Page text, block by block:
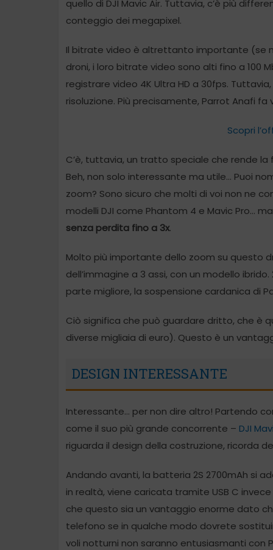
quello di DJI Mavic Air. Tuttavia, c’è più
conteggio dei megapixel.
Il bitrate video è altrettanto importante (se
droni, i loro bitrate video sono alti fino a 100
registrare video 4K Ultra HD a 30fps.
risoluzione. Più precisamente, Parrot Anafi fa
Scopri
C’è, tuttavia, un tratto speciale che rende
Beh, non solo interessante ma utile… Puoi
zoom? Sono sicuro che molti di voi non ne
modelli DJI come Phantom 4 e Mavic Pro…
senza perdita fino a 3x.
Molto più importante dello zoom su questo
dell’immagine a 3 assi, con un modello
parte migliore, la sospensione cardanica di
Ciò significa che può guardare dritto, che è
diverse migliaia di euro). Questo è un
DESIGN INTERESSANTE
Interessante… per non dire altro! Partendo
come il suo più grande concorrente – DJI
riguarda il design della costruzione, ricorda
Andando avanti, la batteria 2S 2700mAh si
in realtà, viene caricata tramite USB C
che questo sia un vantaggio enorme dato
telefono se in qualche modo dovrete
voli notturni non saranno entusiasmanti con